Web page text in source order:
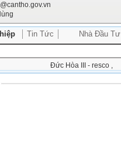
Tin Tức Nhà Đầu Tư
Đức Hòa III - resco ,